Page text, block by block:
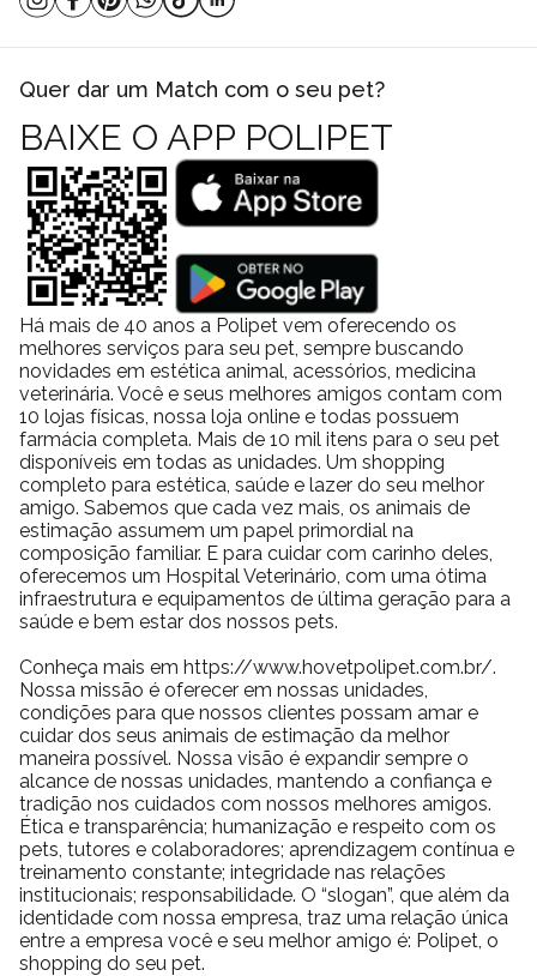
do porte ou idade.
rapidamente do que plásticos convencionais, reduzindo o impacto
ambiental após o descarte correto.
O dispenser é fácil de transportar?
Sim. Ele possui gancho de metal e tamanho compacto, podendo
ser preso à guia, mochila ou bolsa com facilidade.
Posso usar o produto dentro de casa?
Sim. Ele é indicado para ambientes externos e internos, como
quintais, áreas comuns e espaços pet friendly.
Responsabilidade urbana como hábito diário
Recolher os dejetos dos pets não é apenas uma obrigação legal
em muitas cidades, mas também um gesto de empatia coletiva.
Esse cuidado evita odores desagradáveis, reduz a proliferação
de parasitas e melhora a percepção dos espaços urbanos como
um todo.
Ao escolher um produto biodegradável, o tutor amplia esse
impacto positivo, alinhando praticidade e consciência ambiental
em uma única decisão. Pequenas atitudes, quando repetidas
diariamente, constroem cidades mais limpas e relações mais
saudáveis entre pessoas e animais.
Um acessório simples que resolve um problema real
O Cata Caca Biodegradável Ecológico Germanhart Waves não
tenta reinventar o básico. Ele faz o essencial com eficiência,
conforto e responsabilidade. Sem etapas extras, sem
complicações e sem desperdício de tempo.
Ele se integra à rotina de forma natural, acompanha o ritmo do
passeio e entrega exatamente o que promete. Um produto
funcional, bem pensado e alinhado com o estilo de vida de quem
cuida do pet e do espaço que compartilha com o mundo.
Quer dar um Match com o seu pet?
BAIXE O APP POLIPET
Há mais de 40 anos a Polipet vem oferecendo os
melhores serviços para seu pet, sempre buscando
novidades em estética animal, acessórios, medicina
veterinária. Você e seus melhores amigos contam com
10 lojas físicas, nossa loja online e todas possuem
farmácia completa. Mais de 10 mil itens para o seu pet
disponíveis em todas as unidades. Um shopping
completo para estética, saúde e lazer do seu melhor
amigo. Sabemos que cada vez mais, os animais de
estimação assumem um papel primordial na
composição familiar. E para cuidar com carinho deles,
oferecemos um Hospital Veterinário, com uma ótima
infraestrutura e equipamentos de última geração para a
saúde e bem estar dos nossos pets.
Conheça mais em https://www.hovetpolipet.com.br/.
Nossa missão é oferecer em nossas unidades,
condições para que nossos clientes possam amar e
cuidar dos seus animais de estimação da melhor
maneira possível. Nossa visão é expandir sempre o
alcance de nossas unidades, mantendo a confiança e
tradição nos cuidados com nossos melhores amigos.
Ética e transparência; humanização e respeito com os
pets, tutores e colaboradores; aprendizagem contínua e
treinamento constante; integridade nas relações
institucionais; responsabilidade. O “slogan”, que além da
identidade com nossa empresa, traz uma relação única
entre a empresa você e seu melhor amigo é: Polipet, o
shopping do seu pet.